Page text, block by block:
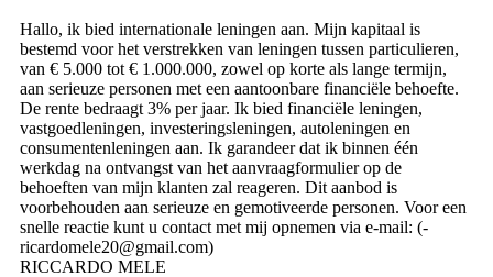
Hallo, ik bied internationale leningen aan. Mijn kapitaal is
bestemd voor het verstrekken van leningen tussen particulieren,
van € 5.000 tot € 1.000.000, zowel op korte als lange termijn,
aan serieuze personen met een aantoonbare financiële behoefte.
De rente bedraagt ​​3% per jaar. Ik bied financiële leningen,
vastgoedleningen, investeringsleningen, autoleningen en
consumentenleningen aan. Ik garandeer dat ik binnen één
werkdag na ontvangst van het aanvraagformulier op de
behoeften van mijn klanten zal reageren. Dit aanbod is
voorbehouden aan serieuze en gemotiveerde personen. Voor een
snelle reactie kunt u contact met mij opnemen via e-mail: (­
ricardomele20@­gmail.­com)­
RICCARDO MELE